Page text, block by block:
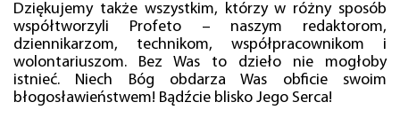
Dziękujemy także wszystkim, którzy w różny sposób
współtworzyli Profeto – naszym redaktorom,
dziennikarzom, technikom, współpracownikom i
wolontariuszom. Bez Was to dzieło nie mogłoby
istnieć. Niech Bóg obdarza Was obficie swoim
błogosławieństwem! Bądźcie blisko Jego Serca!